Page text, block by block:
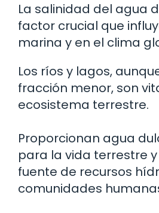
La salinidad del agua
factor crucial que
marina y en el clima
Los ríos y lagos,
fracción menor, son
ecosistema terrestre.
Proporcionan agua
para la vida terrestre
fuente de recursos
comunidades